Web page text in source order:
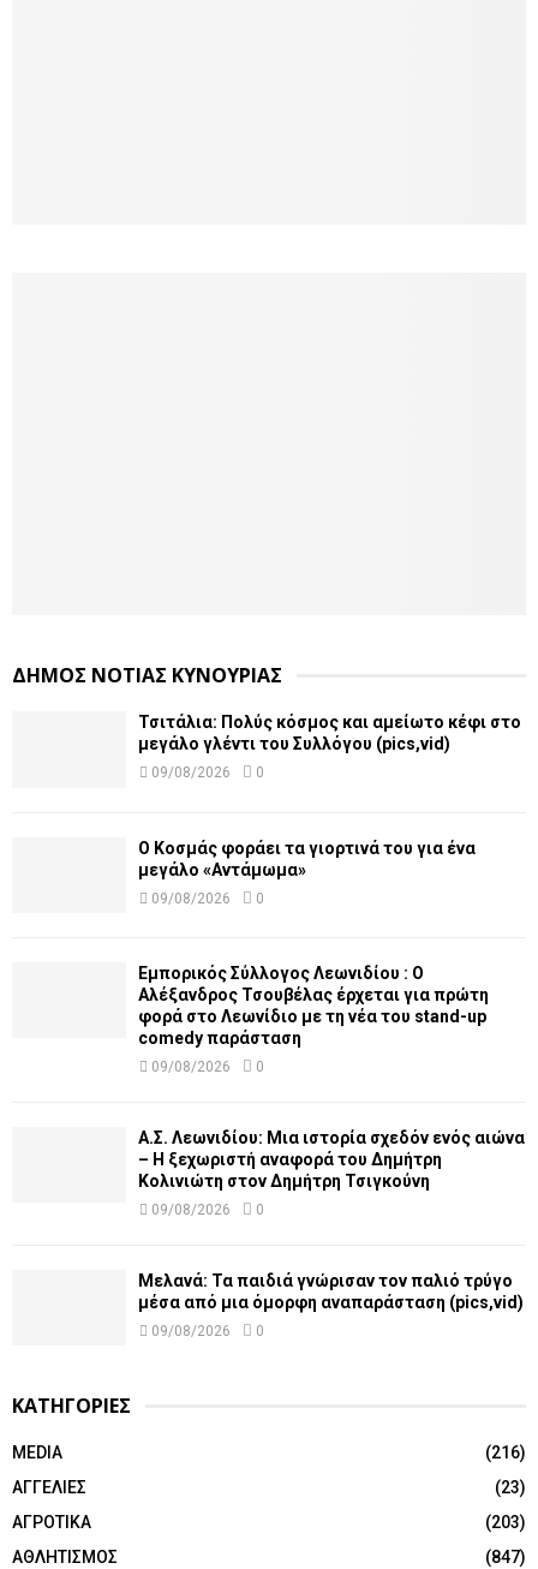
ΔΗΜΟΣ ΝΟΤΙΑΣ ΚΥΝΟΥΡΙΑΣ
Τσιτάλια: Πολύς κόσμος και αμείωτο κέφι στο
μεγάλο γλέντι του Συλλόγου (pics,vid)
09/08/2026 0
Ο Κοσμάς φοράει τα γιορτινά του για ένα
μεγάλο «Αντάμωμα»
09/08/2026 0
Εμπορικός Σύλλογος Λεωνιδίου : Ο
Αλέξανδρος Τσουβέλας έρχεται για πρώτη
φορά στο Λεωνίδιο με τη νέα του stand-up
comedy παράσταση
09/08/2026 0
Α.Σ. Λεωνιδίου: Μια ιστορία σχεδόν ενός αιώνα
– Η ξεχωριστή αναφορά του Δημήτρη
Κολινιώτη στον Δημήτρη Τσιγκούνη
09/08/2026 0
Μελανά: Τα παιδιά γνώρισαν τον παλιό τρύγο
μέσα από μια όμορφη αναπαράσταση (pics,vid)
09/08/2026 0
ΚΑΤΗΓΟΡΙΕΣ
MEDIA
(216)
ΑΓΓΕΛΙΕΣ
(23)
ΑΓΡΟΤΙΚΑ
(203)
ΑΘΛΗΤΙΣΜΟΣ
(847)